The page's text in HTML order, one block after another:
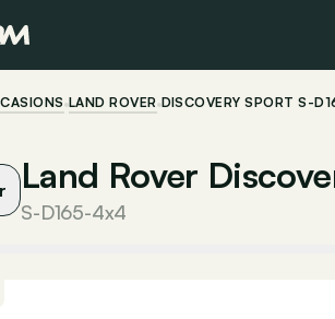
LAND ROVER DISCOVERY SPORT S-
Land Rover
S-D165-4x4